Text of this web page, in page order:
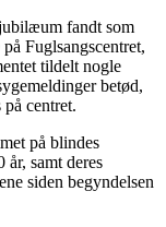
fandt som
Fuglsangscentret,
tildelt nogle
betød,
centret.
på blindes
år, samt deres
siden begyndelsen